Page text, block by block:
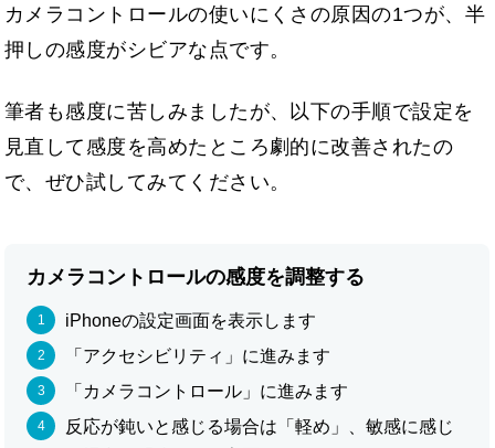
カメラコントロールの使いにくさの原因の1つが、半
押しの感度がシビアな点です。
筆者も感度に苦しみましたが、以下の手順で設定を
見直して感度を高めたところ劇的に改善されたの
で、ぜひ試してみてください。
カメラコントロールの感度を調整する
iPhoneの設定画面を表示します
「アクセシビリティ」に進みます
「カメラコントロール」に進みます
反応が鈍いと感じる場合は「軽め」、敏感に感じ